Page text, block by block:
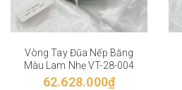
Vòng Tay Đũa Nếp Băng
Màu Lam Nhẹ VT-28-004
62.628.000₫